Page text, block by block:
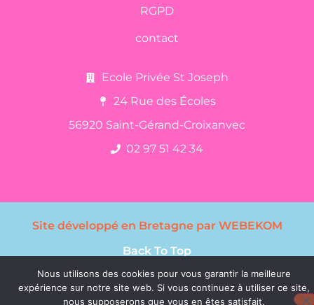
RGPD
contact
Ecole Privée St Joseph
24 Rue des Écoles
56920 Saint-Gérand-Croixanvec
02 97 51 42 34
Site développé en Bretagne par WEBEKOM
Back To Top
Nous utilisons des cookies pour vous garantir la meilleure
expérience sur notre site web. Si vous continuez à utiliser ce site,
nous supposerons que vous en êtes satisfait.